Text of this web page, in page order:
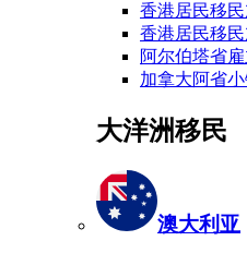
香港居民移民
香港居民移民
阿尔伯塔省
加拿大阿省
大洋洲移民
澳大利亚